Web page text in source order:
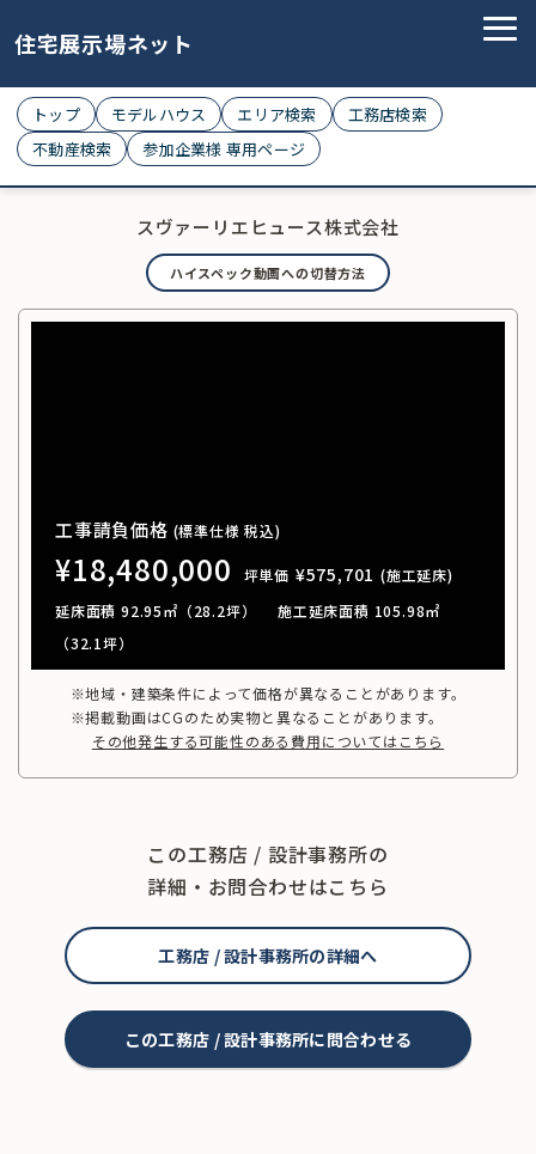
住宅展示場ネット
トップ モデルハウス エリア検索
工務店検索
不動産検索
参加企業様 専用ページ
スヴァーリエヒュース株式会社
ハイスペック動画への切替方法
工事請負価格 (標準仕様 税込)
¥18,480,000 坪単価 ¥575,701 (施工延床)
延床面積 92.95㎡（28.2坪）
施工延床面積 105.98㎡
（32.1坪）
※地域・建築条件によって価格が異なることがあります。
※掲載動画はCGのため実物と異なることがあります。
その他発生する可能性のある費用についてはこちら
この工務店 / 設計事務所の
詳細・お問合わせはこちら
工務店 / 設計事務所の詳細へ
この工務店 / 設計事務所に問合わせる